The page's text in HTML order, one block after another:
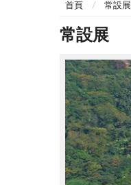
首頁 常設展
常設展